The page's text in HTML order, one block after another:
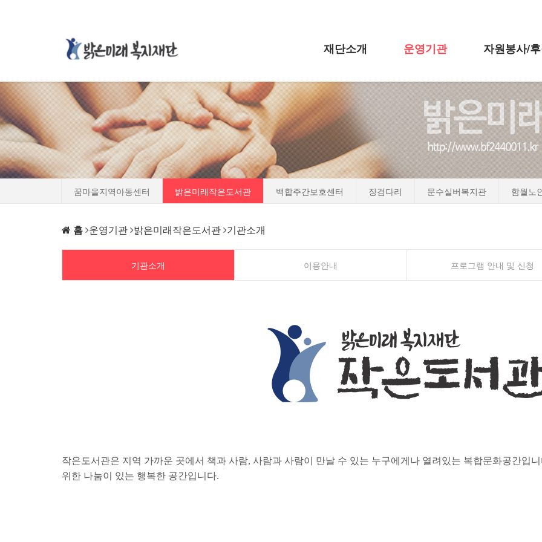
재단소개 운영기관 자원봉사/
메뉴 건너뛰기
꿈마을지역아동센터 밝은미래작은도서관 백합주간보호센터 징검다리 문수실버복지관 함월노
홈 운영기관 밝은미래작은도서관 기관소개
기관소개 이용안내 프로그램 안내 및 신청
작은도서관은 지역 가까운 곳에서 책과 사람, 사람과 사람이 만날 수 있는 누구에게나 열려있는 복합문화공간입
위한 나눔이 있는 행복한 공간입니다.